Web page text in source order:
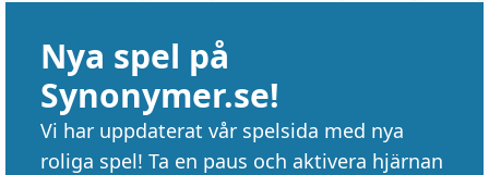
Nya spel på
Synonymer.se!
Vi har uppdaterat vår spelsida med nya
roliga spel! Ta en paus och aktivera hjärnan